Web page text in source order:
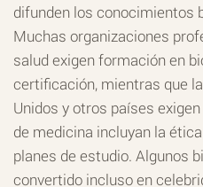
difunden los conocimientos
Muchas organizaciones
salud exigen formación en
certificación, mientras que
Unidos y otros países
de medicina incluyan la
planes de estudio. Algunos
convertido incluso en